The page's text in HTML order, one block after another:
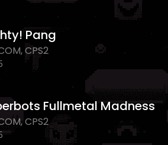
Pang
CPS2
Fullmetal Madness
CPS2